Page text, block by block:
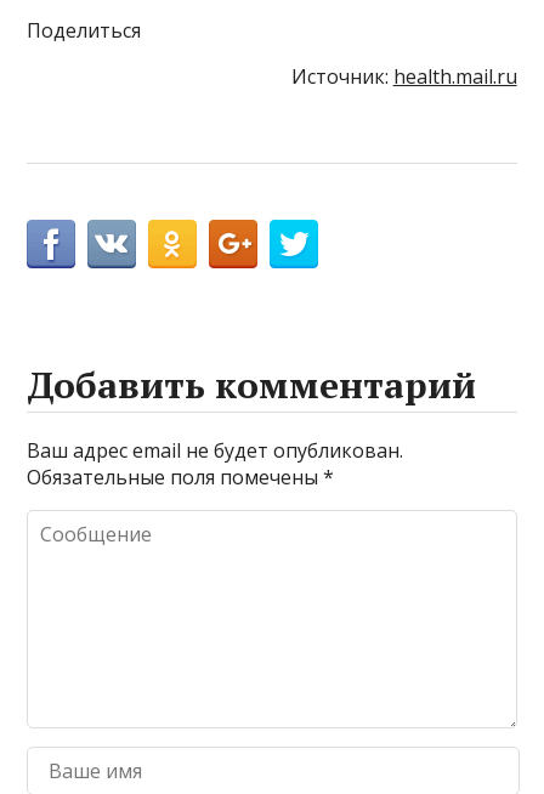
Поделиться
Источник: health.mail.ru
Добавить комментарий
Ваш адрес email не будет опубликован.
Обязательные поля помечены*